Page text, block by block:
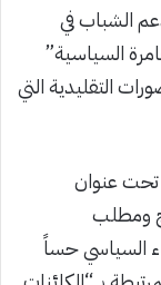
الشباب في
السياسية”
التقليدية التي
تحت عنوان
ومطلب
السياسي حساً